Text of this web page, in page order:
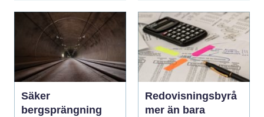
Säker
bergsprängning
Redovisningsbyrå
mer än bara